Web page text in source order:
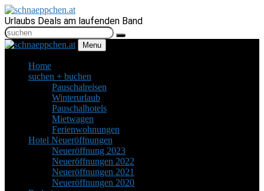
Urlaubs Deals am laufenden Band
Menu
Home
suchen + buchen
Pauschalreisen
Winterurlaub
Pauschalhotels
Mietwagen
Ferienwohnungen
Hotel Neueröffnungen
Neueröffnung 2023
Neueröffnungen 2022
Neueröffnungen 2021
Neueröffnungen 2020